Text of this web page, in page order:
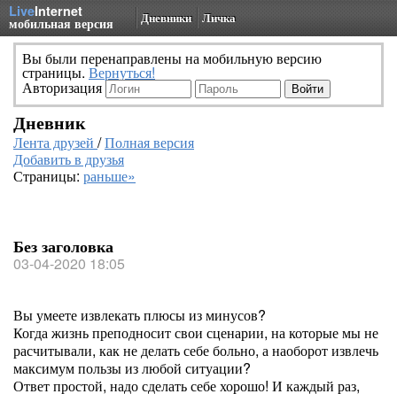
LiveInternet
мобильная версия Дневники Личка
Вы были перенаправлены на мобильную версию
страницы. Вернуться!
Авторизация
Дневник
Лента друзей /Полная версия
Добавить в друзья
Страницы: раньше»
Без заголовка
03-04-2020 18:05
Вы умеете извлекать плюсы из минусов?
Когда жизнь преподносит свои сценарии, на которые мы не
расчитывали, как не делать себе больно, а наоборот извлечь
максимум пользы из любой ситуации?
Ответ простой, надо сделать себе хорошо! И каждый раз,